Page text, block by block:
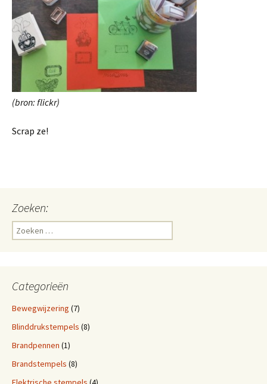
(bron: flickr)
Scrap ze!
Zoeken:
o
n
a
a
Categorieën
Bewegwijzering (7)
Blinddrukstempels (8)
Brandpennen (1)
Brandstempels (8)